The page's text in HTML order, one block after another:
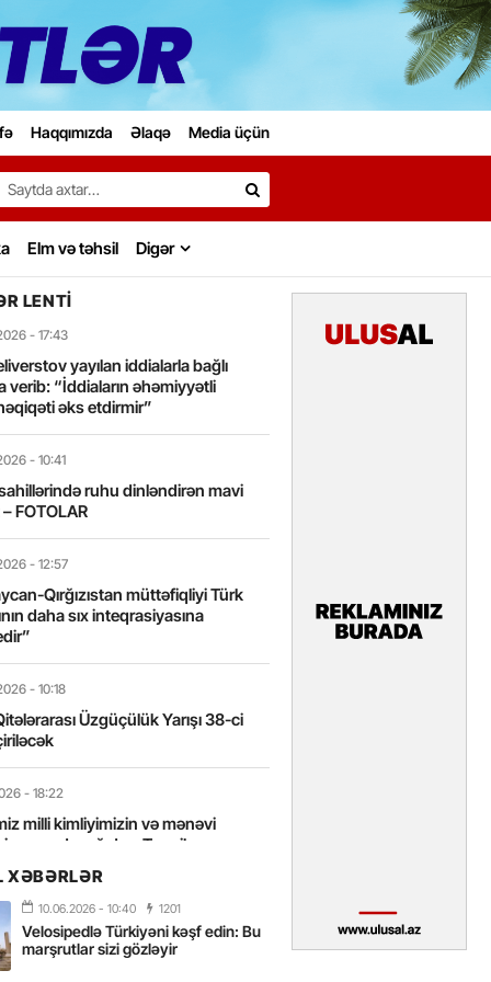
Haqqımızda Əlaqə Media üçün
Search…
Elm və təhsil Digər
LENTI
- 17:43
yayılan iddialarla bağlı
verib: “İddiaların əhəmiyyətli
əks etdirmir”
- 10:41
ruhu dinləndirən mavi
FOTOLAR
- 12:57
Qırğızıstan müttəfiqliyi Türk
daha sıx inteqrasiyasına
- 10:18
Üzgüçülük Yarışı 38-ci
- 18:22
milli kimliyimizin və mənəvi
əsas dayağıdır – Tənzilə
- 16:58
yalnız böyük liderlər dəyişir
XƏBƏRLƏR
10.06.2026 - 10:40 1201
Velosipedlə Türkiyəni kəşf edin: Bu
marşrutlar sizi gözləyir